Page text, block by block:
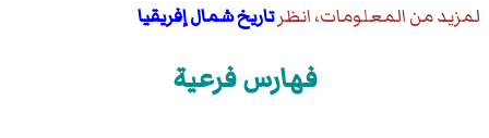
لمزيد من المعلومات، انظرتاريخ شمال إفريقيا
فهارس فرعية